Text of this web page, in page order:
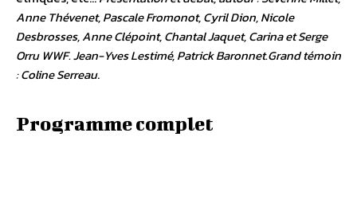
Anne Thévenet, Pascale Fromonot, Cyril Dion, Nicole
Desbrosses, Anne Clépoint, Chantal Jaquet, Carina et Serge
Orru WWF. Jean-Yves Lestimé, Patrick Baronnet.Grand témoin
: Coline Serreau.
Programme complet